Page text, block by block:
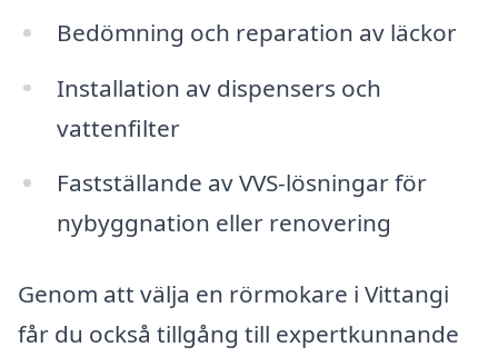
Bedömning och reparation av läckor
Installation av dispensers och
vattenfilter
Fastställande av VVS-lösningar för
nybyggnation eller renovering
Genom att välja en rörmokare i Vittangi
får du också tillgång till expertkunnande